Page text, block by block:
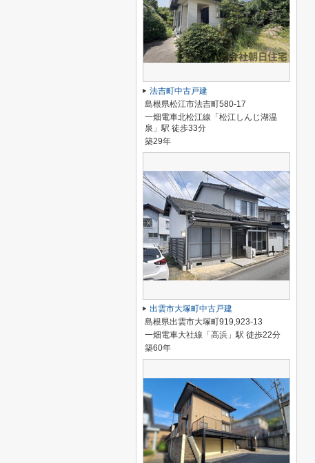
法吉町中古戸建
島根県松江市法吉町580-17
一畑電車北松江線「松江しんじ湖温
泉」駅 徒歩33分
築29年
出雲市大塚町中古戸建
島根県出雲市大塚町919,923-13
一畑電車大社線「高浜」駅 徒歩22分
築60年